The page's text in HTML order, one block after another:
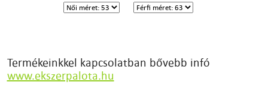
Termékeinkkel kapcsolatban bővebb infó
www.ekszerpalota.hu